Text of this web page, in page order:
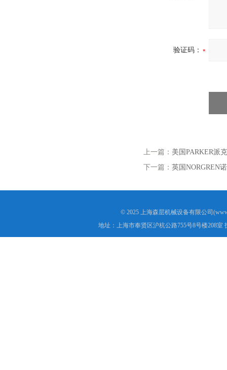
验证码：
上一篇： 美国PARKER派
下一篇： 英国NORGREN
© 2025 上海森层机械设备有限公司
地址：上海市奉贤区沪杭公路755号8号楼208室